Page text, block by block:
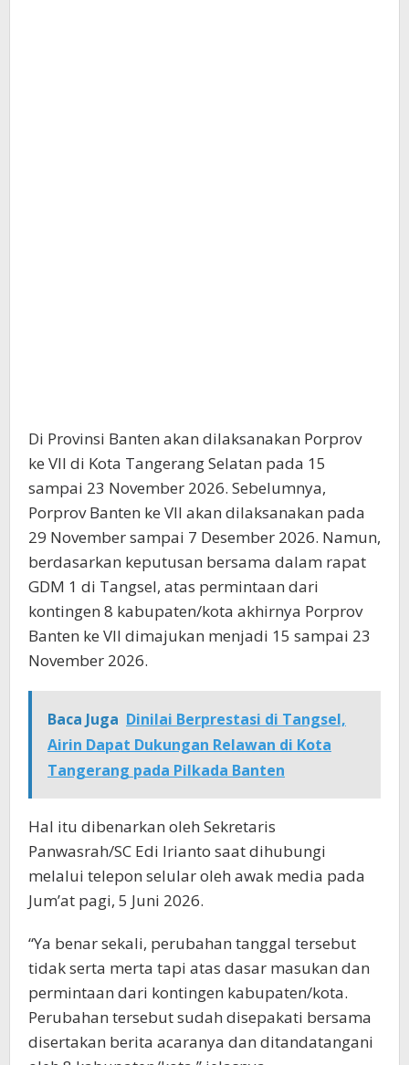
Di Provinsi Banten akan dilaksanakan Porprov
ke VII di Kota Tangerang Selatan pada 15
sampai 23 November 2026. Sebelumnya,
Porprov Banten ke VII akan dilaksanakan pada
29 November sampai 7 Desember 2026. Namun,
berdasarkan keputusan bersama dalam rapat
GDM 1 di Tangsel, atas permintaan dari
kontingen 8 kabupaten/kota akhirnya Porprov
Banten ke VII dimajukan menjadi 15 sampai 23
November 2026.
Baca Juga Dinilai Berprestasi di Tangsel,
Airin Dapat Dukungan Relawan di Kota
Tangerang pada Pilkada Banten
Hal itu dibenarkan oleh Sekretaris
Panwasrah/SC Edi Irianto saat dihubungi
melalui telepon selular oleh awak media pada
Jum’at pagi, 5 Juni 2026.
“Ya benar sekali, perubahan tanggal tersebut
tidak serta merta tapi atas dasar masukan dan
permintaan dari kontingen kabupaten/kota.
Perubahan tersebut sudah disepakati bersama
disertakan berita acaranya dan ditandatangani